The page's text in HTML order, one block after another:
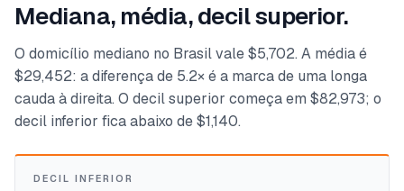
Mediana, média, decil superior.
O domicílio mediano no Brasil vale $5,702. A média é
$29,452: a diferença de 5.2× é a marca de uma longa
cauda à direita. O decil superior começa em $82,973; o
decil inferior fica abaixo de $1,140.
DECIL INFERIOR